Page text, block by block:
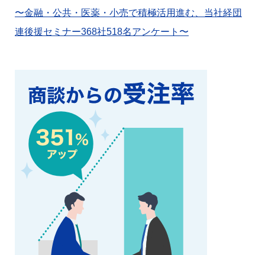
〜金融・公共・医薬・小売で積極活用進む、当社経団
連後援セミナー368社518名アンケート〜